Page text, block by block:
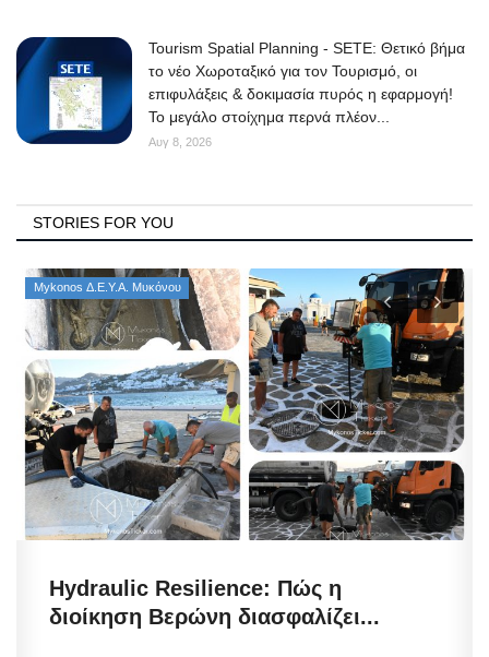
Tourism Spatial Planning - SETE: Θετικό βήμα
το νέο Χωροταξικό για τον Τουρισμό, οι
επιφυλάξεις & δοκιμασία πυρός η εφαρμογή!
Το μεγάλο στοίχημα περνά πλέον...
Αυγ 8, 2026
STORIES FOR YOU
Mykonos Δ.Ε.Υ.Α. Μυκόνου
Hydraulic Resilience: Πώς η
διοίκηση Βερώνη διασφαλίζει...